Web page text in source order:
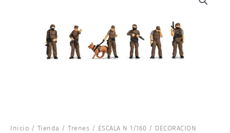
Inicio / Tienda / Trenes / ESCALA N 1/160 / DECORACION